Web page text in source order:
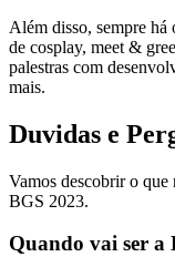
Além disso, sempre há
de cosplay, meet &
palestras com
mais.
Duvidas e
Vamos descobrir o que
BGS 2023.
Quando vai ser a